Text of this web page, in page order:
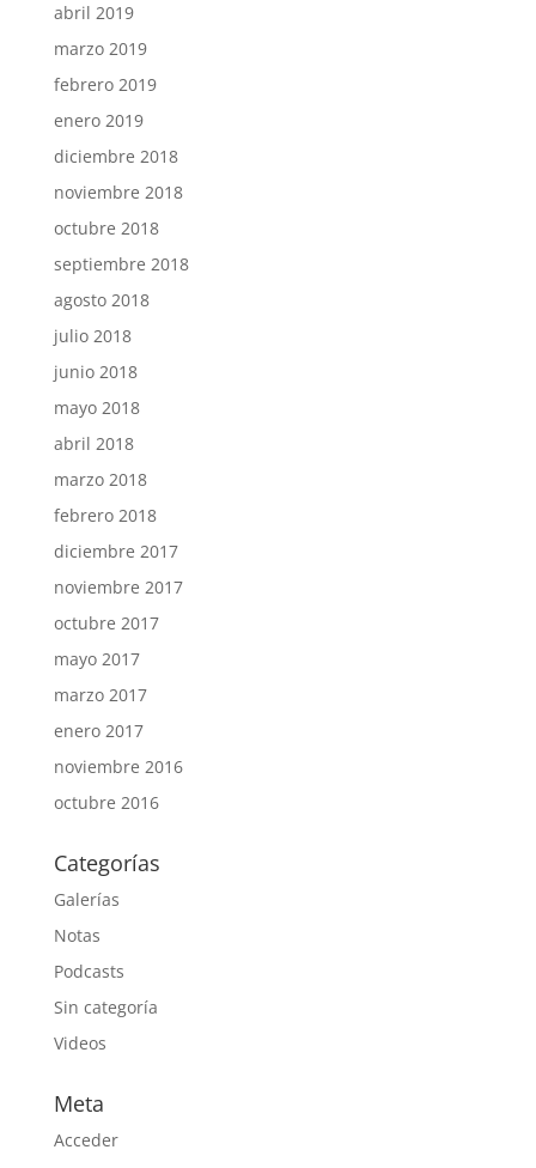
abril 2019
marzo 2019
febrero 2019
enero 2019
diciembre 2018
noviembre 2018
octubre 2018
septiembre 2018
agosto 2018
julio 2018
junio 2018
mayo 2018
abril 2018
marzo 2018
febrero 2018
diciembre 2017
noviembre 2017
octubre 2017
mayo 2017
marzo 2017
enero 2017
noviembre 2016
octubre 2016
Categorías
Galerías
Notas
Podcasts
Sin categoría
Videos
Meta
Acceder